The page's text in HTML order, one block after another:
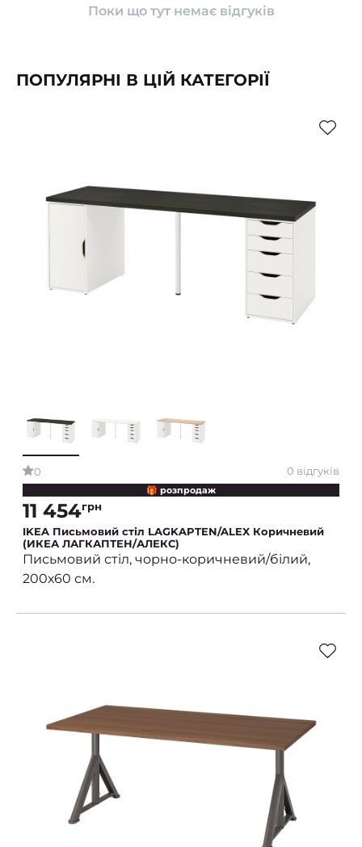
Поки що тут немає відгуків
ПОПУЛЯРНІ В ЦІЙ КАТЕГОРІЇ
0 0 відгуків
🎁 розпродаж
11 454грн
IKEA Письмовий стіл LAGKAPTEN/ALEX Коричневий
(ИКЕА ЛАГКАПТЕН/АЛЕКС)
Письмовий стіл, чорно-коричневий/білий,
200х60 см.